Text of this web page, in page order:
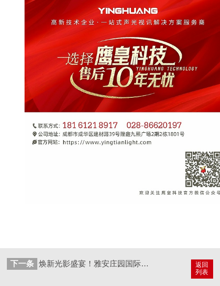
返回
列表
下一条 焕新光影盛宴！雅安庄园国际大酒店宴会厅完成声光系统升级